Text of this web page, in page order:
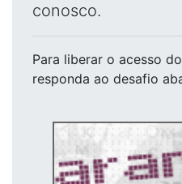
conosco.
Para liberar o acesso
responda ao desafio